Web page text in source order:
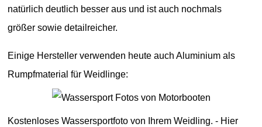
natürlich deutlich besser aus und ist auch nochmals
größer sowie detailreicher.
Einige Hersteller verwenden heute auch Aluminium als
Rumpfmaterial für Weidlinge:
Kostenloses Wassersportfoto von Ihrem Weidling. - Hier